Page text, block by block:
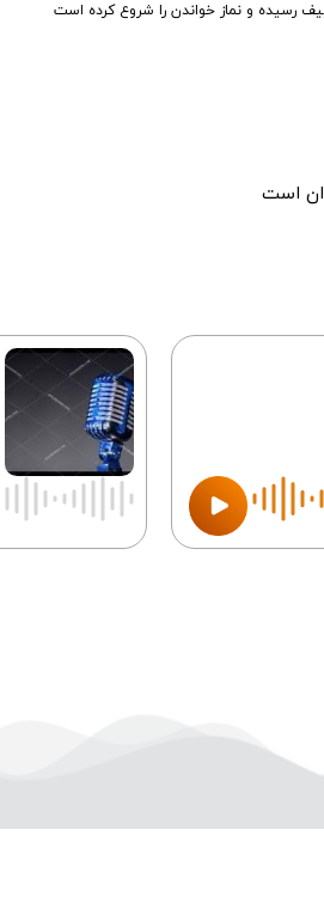
رسیده و نماز خواندن را شروع کرده است
است